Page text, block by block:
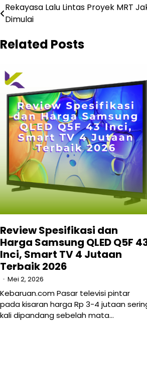
Navigasi
Rekayasa Lalu Lintas Proyek MRT
Dimulai
Related Posts
Review Spesifikasi dan
Harga Samsung QLED Q5F
Inci, Smart TV 4 Jutaan
Terbaik 2026
Mei 2, 2026
Kebaruan.com Pasar televisi pintar
pada kisaran harga Rp 3-4 jutaan
kali dipandang sebelah mata…